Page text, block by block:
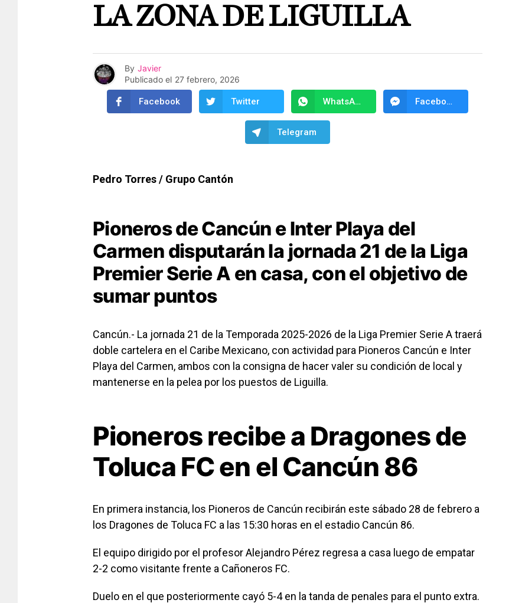
LA ZONA DE LIGUILLA
By Javier
Publicado el 27 febrero, 2026
Facebook Twitter WhatsApp Facebook Messenger
Telegram
Pedro Torres / Grupo Cantón
Pioneros de Cancún e Inter Playa del
Carmen disputarán la jornada 21 de la Liga
Premier Serie A en casa, con el objetivo de
sumar puntos
Cancún.- La jornada 21 de la Temporada 2025-2026 de la Liga Premier Serie A traerá
doble cartelera en el Caribe Mexicano, con actividad para Pioneros Cancún e Inter
Playa del Carmen, ambos con la consigna de hacer valer su condición de local y
mantenerse en la pelea por los puestos de Liguilla.
Pioneros recibe a Dragones de
Toluca FC en el Cancún 86
En primera instancia, los Pioneros de Cancún recibirán este sábado 28 de febrero a
los Dragones de Toluca FC a las 15:30 horas en el estadio Cancún 86.
El equipo dirigido por el profesor Alejandro Pérez regresa a casa luego de empatar
2-2 como visitante frente a Cañoneros FC.
Duelo en el que posteriormente cayó 5-4 en la tanda de penales para el punto extra.